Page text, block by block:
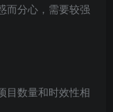
而分心，需要较强
目数量和时效性相